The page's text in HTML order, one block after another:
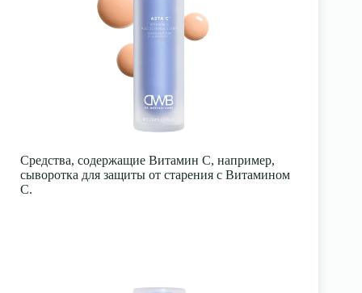
Средства, содержащие Витамин С, например,
сыворотка для защиты от старения с Витамином
С.